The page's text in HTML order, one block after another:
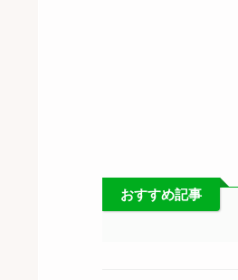
おすすめ記事